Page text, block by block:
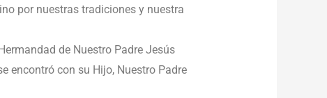
por nuestras tradiciones y nuestra
de Nuestro Padre Jesús
encontró con su Hijo, Nuestro Padre